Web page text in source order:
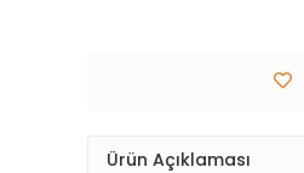
Ürün Açıklaması